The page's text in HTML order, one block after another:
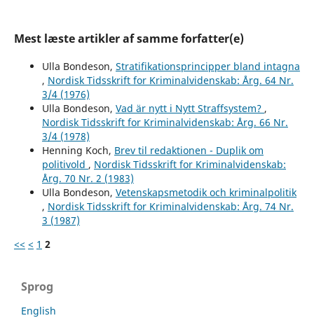
Mest læste artikler af samme forfatter(e)
Ulla Bondeson, Stratifikationsprincipper bland intagna
, Nordisk Tidsskrift for Kriminalvidenskab: Årg. 64 Nr.
3/4 (1976)
Ulla Bondeson, Vad är nytt i Nytt Straffsystem? ,
Nordisk Tidsskrift for Kriminalvidenskab: Årg. 66 Nr.
3/4 (1978)
Henning Koch, Brev til redaktionen - Duplik om
politivold , Nordisk Tidsskrift for Kriminalvidenskab:
Årg. 70 Nr. 2 (1983)
Ulla Bondeson, Vetenskapsmetodik och kriminalpolitik
, Nordisk Tidsskrift for Kriminalvidenskab: Årg. 74 Nr.
3 (1987)
<< < 1 2
Sprog
English